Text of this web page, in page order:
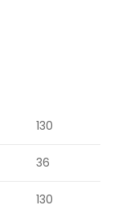
130
36
130